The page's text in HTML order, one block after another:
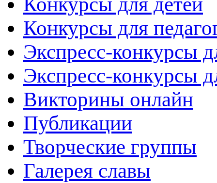
Конкурсы для
Экспресс-конкурсы
Экспресс-конкурсы
Викторины онлайн
Публикации
Творческие группы
Галерея славы